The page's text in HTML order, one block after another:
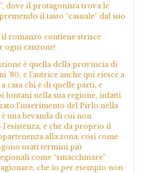
dove il protagonista trova le
il tasto “casuale” dal suo
romanzo contiene strisce
ogni canzone!
è quella della provincia di
’80, e l’autrice anche qui riesce a
casa chi è di quelle parti, e
lontani nella sua regione, infatti
l’inserimento del Pirlo nella
una bevanda di cui non
l’esistenza, e che dà proprio il
alla zona; così come
usati termini più
come “smacchinare”
che io per esempio non